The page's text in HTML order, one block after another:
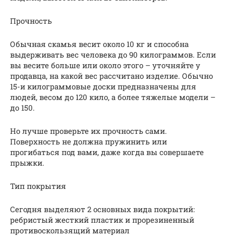
Прочность
Обычная скамья весит около 10 кг и способна
выдерживать вес человека до 90 килограммов. Если
вы весите больше или около этого – уточняйте у
продавца, на какой вес рассчитано изделие. Обычно
15-и килограммовые доски предназначены для
людей, весом до 120 кило, а более тяжелые модели –
до 150.
Но лучше проверьте их прочность сами.
Поверхность не должна пружинить или
прогибаться под вами, даже когда вы совершаете
прыжки.
Тип покрытия
Сегодня выделяют 2 основных вида покрытий:
ребристый жесткий пластик и прорезиненный
противоскользящий материал